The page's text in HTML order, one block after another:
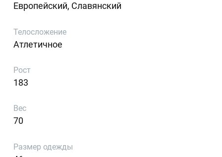
Европейский, Славянский
Телосложение
Атлетичное
Рост
183
Вес
70
Размер одежды